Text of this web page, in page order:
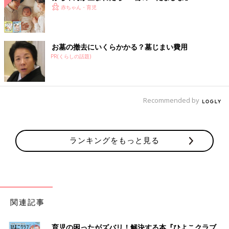
赤ちゃん・育児
お墓の撤去にいくらかかる？墓じまい費用
PR(くらしの話題)
Recommended by
ランキングをもっと見る
関連記事